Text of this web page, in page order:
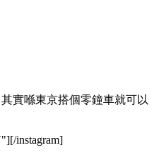
實喺東京搭個零鐘車就可以
instagram]